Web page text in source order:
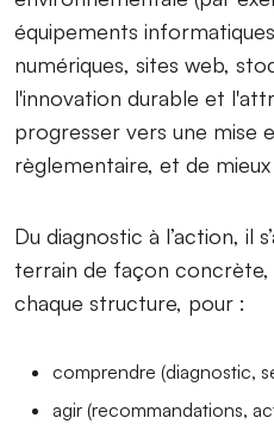
équipements
numériques, sites web,
l'innovation durable et
progresser vers une mise
règlementaire, et de
Du diagnostic à l’action, il
terrain de façon
chaque structure, pour :
comprendre (diagnostic,
agir (recommandations,